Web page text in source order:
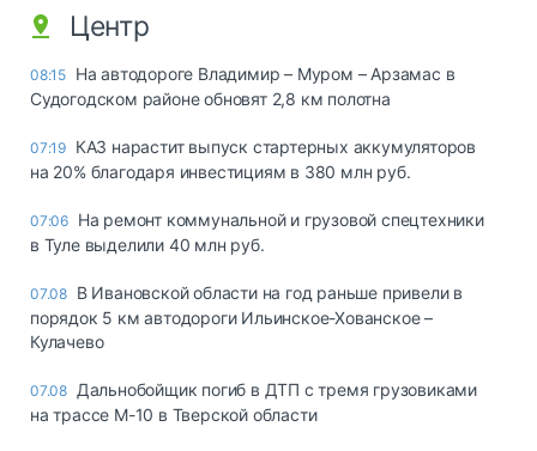
Центр
08:15 На автодороге Владимир – Муром – Арзамас в
Судогодском районе обновят 2,8 км полотна
07:19 КАЗ нарастит выпуск стартерных аккумуляторов
на 20% благодаря инвестициям в 380 млн руб.
07:06 На ремонт коммунальной и грузовой спецтехники
в Туле выделили 40 млн руб.
07.08 В Ивановской области на год раньше привели в
порядок 5 км автодороги Ильинское-Хованское –
Кулачево
07.08 Дальнобойщик погиб в ДТП с тремя грузовиками
на трассе М-10 в Тверской области